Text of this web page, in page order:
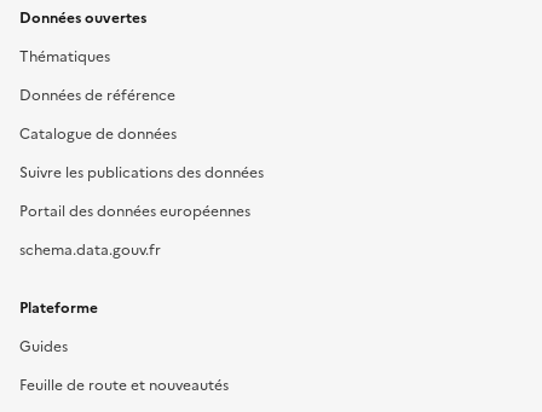
Données ouvertes
Thématiques
Données de référence
Catalogue de données
Suivre les publications des données
Portail des données européennes
schema.data.gouv.fr
Plateforme
Guides
Feuille de route et nouveautés